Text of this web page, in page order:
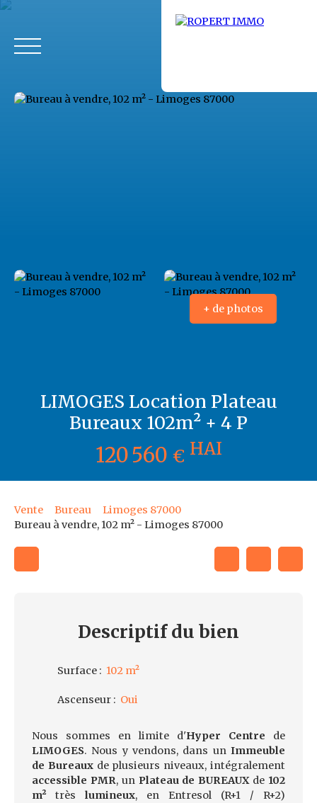
+ de photos
LIMOGES Location Plateau
Bureaux 102m² + 4 P
120 560 € HAI
Vente Bureau
Limoges 87000
Bureau à vendre, 102 m² - Limoges 87000
Descriptifdu bien
Surface : 102 m²
Ascenseur : Oui
Nous sommes en limite d'Hyper Centre de
LIMOGES. Nous y vendons, dans un Immeuble
de Bureauxde plusieurs niveaux, intégralement
accessible PMR, un Plateau de BUREAUXde 102
m² très lumineux, en Entresol (R+1 / R+2)